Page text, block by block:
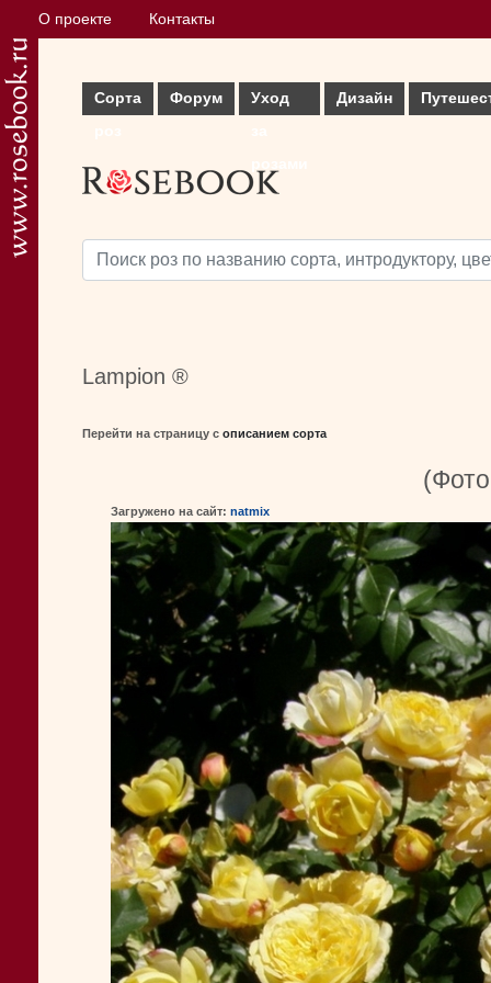
О проекте Контакты
Сорта
Форум
Уход
Дизайн
Lampion ®
Перейти на страницу с описанием сорта
Загружено на сайт: natmix